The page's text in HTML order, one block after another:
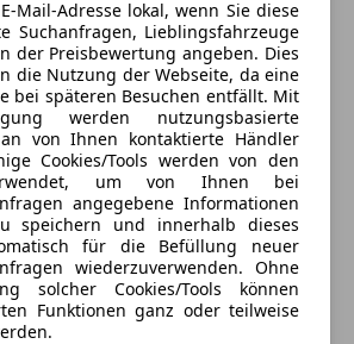
Mail-Adresse lokal, wenn Sie diese
Suchanfragen, Lieblingsfahrzeuge
der Preisbewertung angeben. Dies
die Nutzung der Webseite, da eine
bei späteren Besuchen entfällt. Mit
werden nutzungsbasierte
von Ihnen kontaktierte Händler
Cookies/Tools werden von den
um von Ihnen bei
angegebene Informationen
speichern und innerhalb dieses
für die Befüllung neuer
wiederzuverwenden. Ohne
solcher Cookies/Tools können
Funktionen ganz oder teilweise